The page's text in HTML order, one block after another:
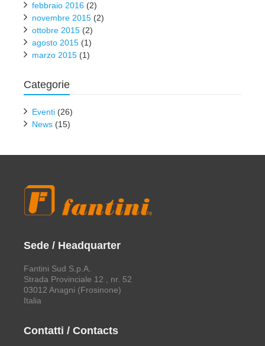
febbraio 2016 (2)
novembre 2015 (2)
ottobre 2015 (2)
agosto 2015 (1)
marzo 2015 (1)
Categorie
Eventi (26)
News (15)
Sede / Headquarter
Fantini Sud S.p.A.
Strada Provinciale 12 , nr. 52
03012 Anagni (Frosinone)
Italia
Contatti / Contacts